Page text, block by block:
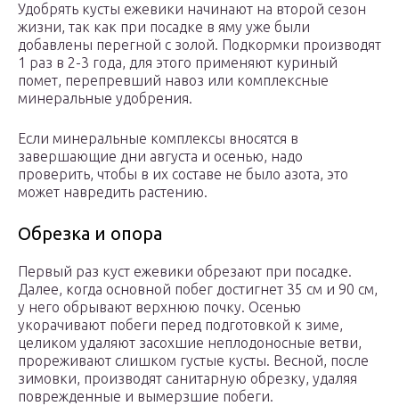
Удобрять кусты ежевики начинают на второй сезон
жизни, так как при посадке в яму уже были
добавлены перегной с золой. Подкормки производят
1 раз в 2-3 года, для этого применяют куриный
помет, перепревший навоз или комплексные
минеральные удобрения.
Если минеральные комплексы вносятся в
завершающие дни августа и осенью, надо
проверить, чтобы в их составе не было азота, это
может навредить растению.
Обрезка и опора
Первый раз куст ежевики обрезают при посадке.
Далее, когда основной побег достигнет 35 см и 90 см,
у него обрывают верхнюю почку. Осенью
укорачивают побеги перед подготовкой к зиме,
целиком удаляют засохшие неплодоносные ветви,
прореживают слишком густые кусты. Весной, после
зимовки, производят санитарную обрезку, удаляя
поврежденные и вымерзшие побеги.